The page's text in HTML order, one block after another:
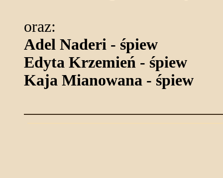
oraz:
Adel Naderi - śpiew
Edyta Krzemień - śpiew
Kaja Mianowana - śpiew